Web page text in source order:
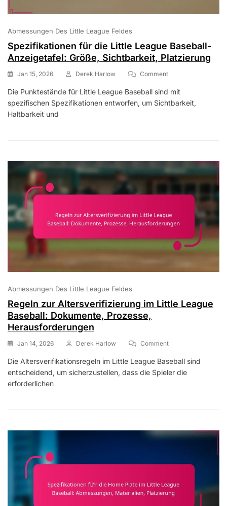
Abmessungen Des Little League Feldes
Spezifikationen für die Little League Baseball-
Anzeigetafel: Größe, Sichtbarkeit, Platzierung
Jan 15, 2026 Derek Harlow CommentOn
Für
Die
Anzeigetafel:
Sichtbarkeit,
Platzierung
Die Punktestände für Little League Baseball sind mit
spezifischen Spezifikationen entworfen, um Sichtbarkeit,
Haltbarkeit und
Abmessungen Des Little League Feldes
Regeln zur Altersverifizierung im Little League
Baseball: Dokumente, Prozesse,
Herausforderungen
Jan 14, 2026 Derek Harlow CommentOn
Zur
Altersverifizierung
Baseball:
Prozesse,
Herausforderungen
Die Altersverifikationsregeln im Little League Baseball sind
entscheidend, um sicherzustellen, dass die Spieler die
erforderlichen